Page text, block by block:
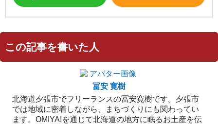
この記事を書いた人
冨安 寛樹
北海道夕張市でフリーランスの冨安寛樹です。夕張市
では地域に密着しながら、まちづくりにも関わってい
ます。OMIYA!を通じて北海道の地方に眠るお土産を伝